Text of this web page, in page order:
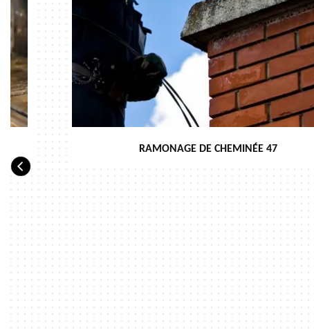
RAMONAGE DE CHEMINÉE 47